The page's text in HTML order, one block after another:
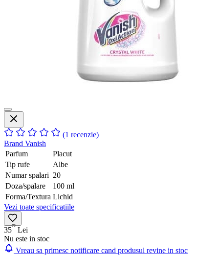
(1 recenzie)
Brand Vanish
Parfum
Placut
Tip rufe
Albe
Numar spalari 20
Doza/spalare
100 ml
Forma/Textura Lichid
Vezi toate specificatiile
3572 Lei
Nu este in stoc
Vreau sa primesc notificare cand produsul revine in stoc